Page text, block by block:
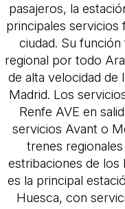
pasajeros, la
principales servicios
ciudad. Su
regional por todo
de alta velocidad de
Madrid. Los
Renfe AVE en
servicios Avant o
trenes
estribaciones de los
es la principal
Huesca, con